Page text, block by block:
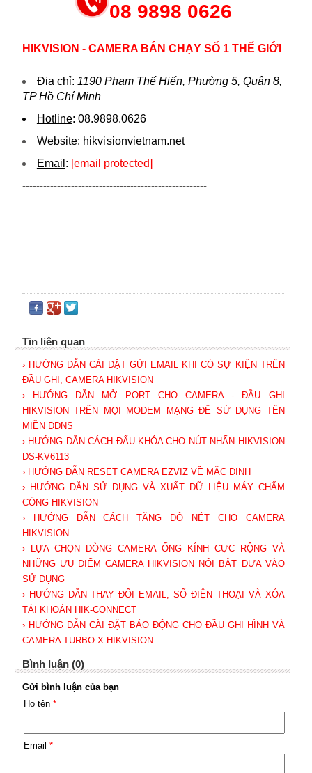
08 9898 0626
HIKVISION - CAMERA BÁN CHẠY SỐ 1 THẾ GIỚI
Địa chỉ: 1190 Phạm Thế Hiển, Phường 5, Quận 8,
TP Hồ Chí Minh
Hotline: 08.9898.0626
Website: hikvi sionvietnam.net
Email : [email protected]
-----------------------------------------------------
Tin liên quan
› HƯỚNG DẪN CÀI ĐẶT GỬI EMAIL KHI CÓ SỰ KIỆN TRÊN
ĐẦU GHI, CAMERA HIKVISION
› HƯỚNG DẪN MỞ PORT CHO CAMERA - ĐẦU GHI
HIKVISION TRÊN MỌI MODEM MẠNG ĐỂ SỬ DỤNG TÊN
MIỀN DDNS
› HƯỚNG DẪN CÁCH ĐẤU KHÓA CHO NÚT NHẤN HIKVISION
DS-KV6113
› HƯỚNG DẪN RESET CAMERA EZVIZ VỀ MẶC ĐỊNH
› HƯỚNG DẪN SỬ DỤNG VÀ XUẤT DỮ LIỆU MÁY CHẤM
CÔNG HIKVISION
› HƯỚNG DẪN CÁCH TĂNG ĐỘ NÉT CHO CAMERA
HIKVISION
› LỰA CHỌN DÒNG CAMERA ỐNG KÍNH CỰC RỘNG VÀ
NHỮNG ƯU ĐIỂM CAMERA HIKVISION NỔI BẬT ĐƯA VÀO
SỬ DỤNG
› HƯỚNG DẪN THAY ĐỔI EMAIL, SỐ ĐIỆN THOẠI VÀ XÓA
TÀI KHOẢN HIK-CONNECT
› HƯỚNG DẪN CÀI ĐẶT BÁO ĐỘNG CHO ĐẦU GHI HÌNH VÀ
CAMERA TURBO X HIKVISION
Bình luận (0)
Gửi bình luận của bạn
Họ tên *
Email *